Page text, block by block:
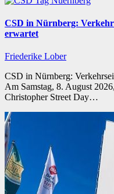
CSD in Nürnberg:
erwartet
Friederike Lober
CSD in Nürnberg:
Am Samstag, 8. August
Christopher Street Day…